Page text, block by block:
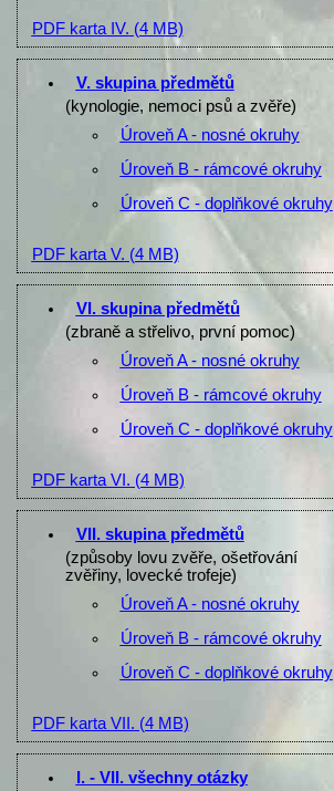
PDF karta IV. (4 MB)
V. skupina předmětů
(kynologie, nemoci psů a zvěře)
Úroveň A - nosné okruhy
Úroveň B - rámcové okruhy
Úroveň C - doplňkové okruhy
PDF karta V. (4 MB)
VI. skupina předmětů
(zbraně a střelivo, první pomoc)
Úroveň A - nosné okruhy
Úroveň B - rámcové okruhy
Úroveň C - doplňkové okruhy
PDF karta VI. (4 MB)
VII. skupina předmětů
(způsoby lovu zvěře, ošetřování
zvěřiny, lovecké trofeje)
Úroveň A - nosné okruhy
Úroveň B - rámcové okruhy
Úroveň C - doplňkové okruhy
PDF karta VII. (4 MB)
I. - VII. všechny otázky